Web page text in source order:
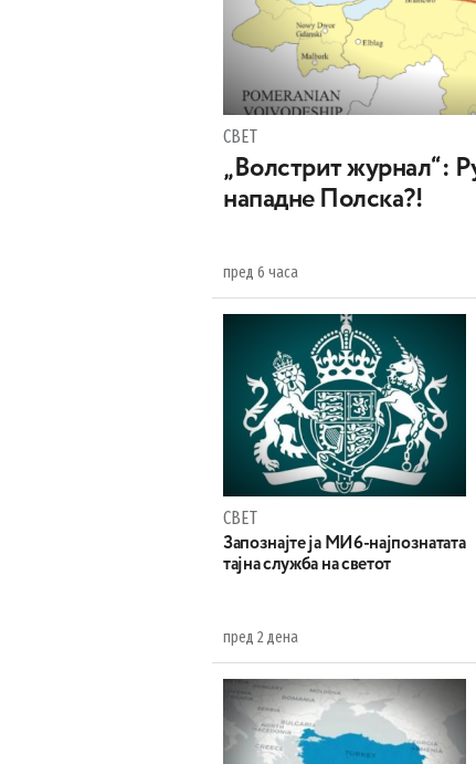
СВЕТ
„Волстрит журнал“:
нападне Полска?!
пред 6 часа
СВЕТ
Запознајте ја МИ6-најпознатата
тајна служба на светот
пред 2 дена